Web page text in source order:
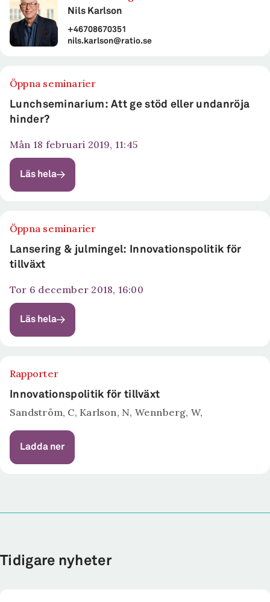
Nils Karlson
+46708670351
nils.karlson@ratio.se
Öppna seminarier
Lunchseminarium: Att ge stöd eller undanröja
hinder?
mån 18 februari 2019, 11:45
Läs hela
Öppna seminarier
Lansering & julmingel: Innovationspolitik för
tillväxt
tor 6 december 2018, 16:00
Läs hela
Rapporter
Innovationspolitik för tillväxt
Sandström, C, Karlson, N, Wennberg, W,
Ladda ner
Tidigare nyheter